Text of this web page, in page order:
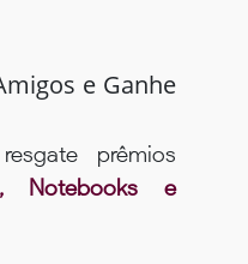
e Ganhe
prêmios
Notebooks e